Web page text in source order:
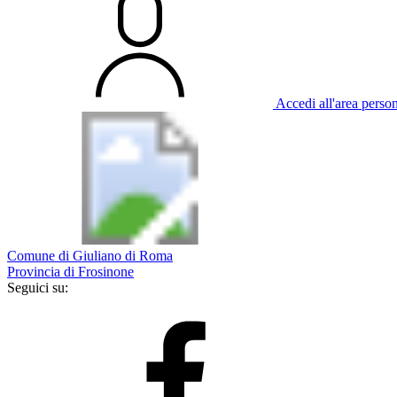
Accedi all'area
Comune di Giuliano di Roma
Provincia di Frosinone
Seguici su: